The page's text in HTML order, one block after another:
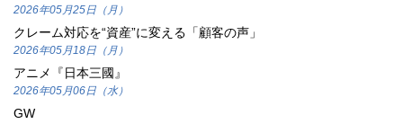
2026年05月25日（月）
クレーム対応を“資産”に変える「顧客の声」
2026年05月18日（月）
アニメ『日本三國』
2026年05月06日（水）
GW